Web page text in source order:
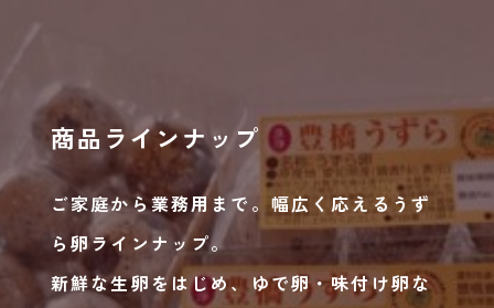
商品ラインナップ
ご家庭から業務用まで。幅広く応えるうず
ら卵ラインナップ。
新鮮な生卵をはじめ、ゆで卵・味付け卵な